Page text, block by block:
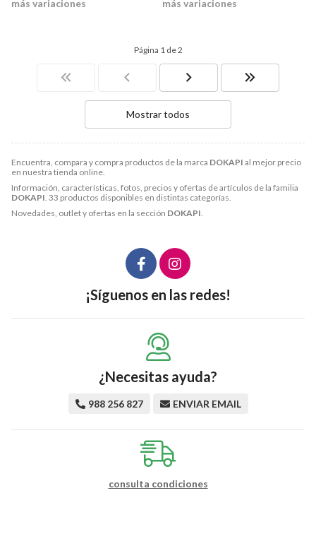
Encuentra, compara y compra productos de la marca DOKAPI al mejor precio
en nuestra tienda online.
Información, características, fotos, precios y ofertas de artículos de la familia
DOKAPI. 33 productos disponibles en distintas categorías.
Novedades, outlet y ofertas en la sección DOKAPI.
más variaciones más variaciones
Página 1 de 2
Mostrar todos
¡Síguenos en las redes!
¿Necesitas ayuda?
988 256 827 ENVIAR EMAIL
consulta condiciones